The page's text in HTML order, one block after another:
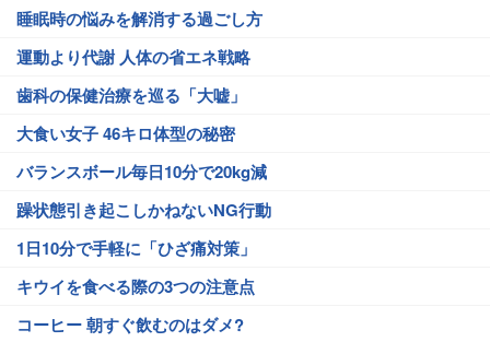
睡眠時の悩みを解消する過ごし方
運動より代謝 人体の省エネ戦略
歯科の保健治療を巡る「大嘘」
大食い女子 46キロ体型の秘密
バランスボール毎日10分で20kg減
躁状態引き起こしかねないNG行動
1日10分で手軽に「ひざ痛対策」
キウイを食べる際の3つの注意点
コーヒー 朝すぐ飲むのはダメ?